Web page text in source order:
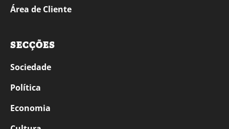
Área de Cliente
SECÇÕES
Sociedade
Política
Economia